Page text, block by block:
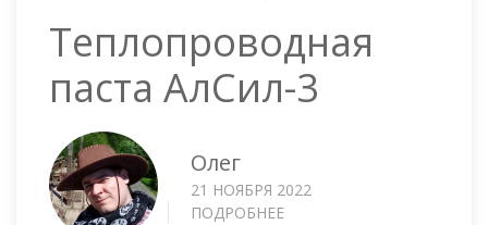
Теплопроводная
паста АлСил-3
Олег
21 НОЯБРЯ 2022
ПОДРОБНЕЕ